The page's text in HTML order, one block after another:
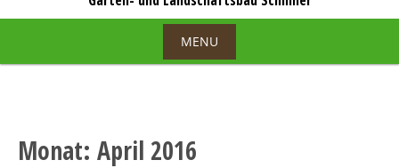
MENU
Monat: April 2016